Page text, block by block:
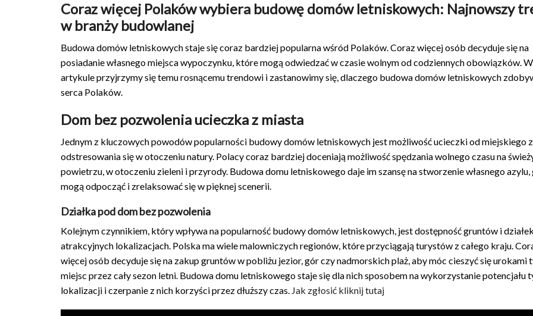
Coraz więcej Polaków wybiera budowę domów letniskowych: Najnowszy
w branży budowlanej
Budowa domów letniskowych staje się coraz bardziej popularna wśród Polaków. Coraz więcej osób decyduje się na
posiadanie własnego miejsca wypoczynku, które mogą odwiedzać w czasie wolnym od codziennych obowiązków.
artykule przyjrzymy się temu rosnącemu trendowi i zastanowimy się, dlaczego budowa domów letniskowych
serca Polaków.
Dom bez pozwolenia ucieczka z miasta
Jednym z kluczowych powodów popularności budowy domów letniskowych jest możliwość ucieczki od miejskiego
odstresowania się w otoczeniu natury. Polacy coraz bardziej doceniają możliwość spędzania wolnego czasu na
powietrzu, w otoczeniu zieleni i przyrody. Budowa domu letniskowego daje im szansę na stworzenie własnego azylu,
mogą odpocząć i zrelaksować się w pięknej scenerii.
Działka pod dom bez pozwolenia
Kolejnym czynnikiem, który wpływa na popularność budowy domów letniskowych, jest dostępność gruntów i
atrakcyjnych lokalizacjach. Polska ma wiele malowniczych regionów, które przyciągają turystów z całego kraju.
więcej osób decyduje się na zakup gruntów w pobliżu jezior, gór czy nadmorskich plaż, aby móc cieszyć się urokami
miejsc przez cały sezon letni. Budowa domu letniskowego staje się dla nich sposobem na wykorzystanie potencjału
lokalizacji i czerpanie z nich korzyści przez dłuższy czas. Jak zgłosić kliknij tutaj